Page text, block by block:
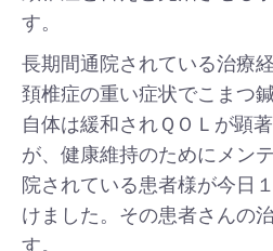
す。
長期間通院されている治療経
頚椎症の重い症状でこまつ
自体は緩和されＱＯＬが顕
が、健康維持のためにメン
院されている患者様が今日
けました。その患者さんの
す。